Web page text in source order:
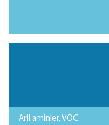
Aril aminler, VOC